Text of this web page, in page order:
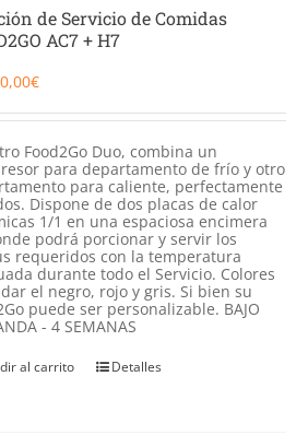
de Servicio de Comidas
AC7 + H7
€
Food2Go Duo, combina un
para departamento de frío y otro
para caliente, perfectamente
Dispone de dos placas de calor
1/1 en una espaciosa encimera
podrá porcionar y servir los
requeridos con la temperatura
durante todo el Servicio. Colores
el negro, rojo y gris. Si bien su
puede ser personalizable. BAJO
- 4 SEMANAS
al carrito Detalles